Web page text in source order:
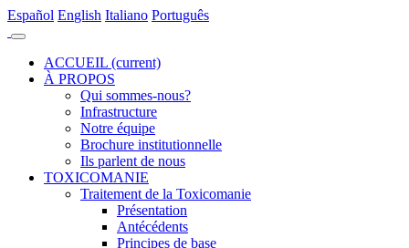
Español English Italiano Português
ACCUEIL (current)
À PROPOS
Qui sommes-nous?
Infrastructure
Notre équipe
Brochure institutionnelle
Ils parlent de nous
TOXICOMANIE
Traitement de la Toxicomanie
Présentation
Antécédents
Principes de base